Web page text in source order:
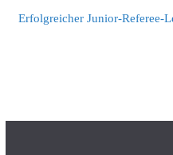
Erfolgreicher Junior-Referee-